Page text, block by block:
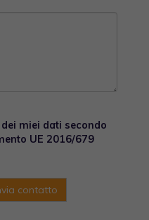
miei dati secondo
UE 2016/679
contatto